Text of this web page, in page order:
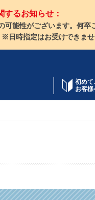
するお知らせ：
可能性がございます。何卒
時指定はお受けできま
初めて
お客様